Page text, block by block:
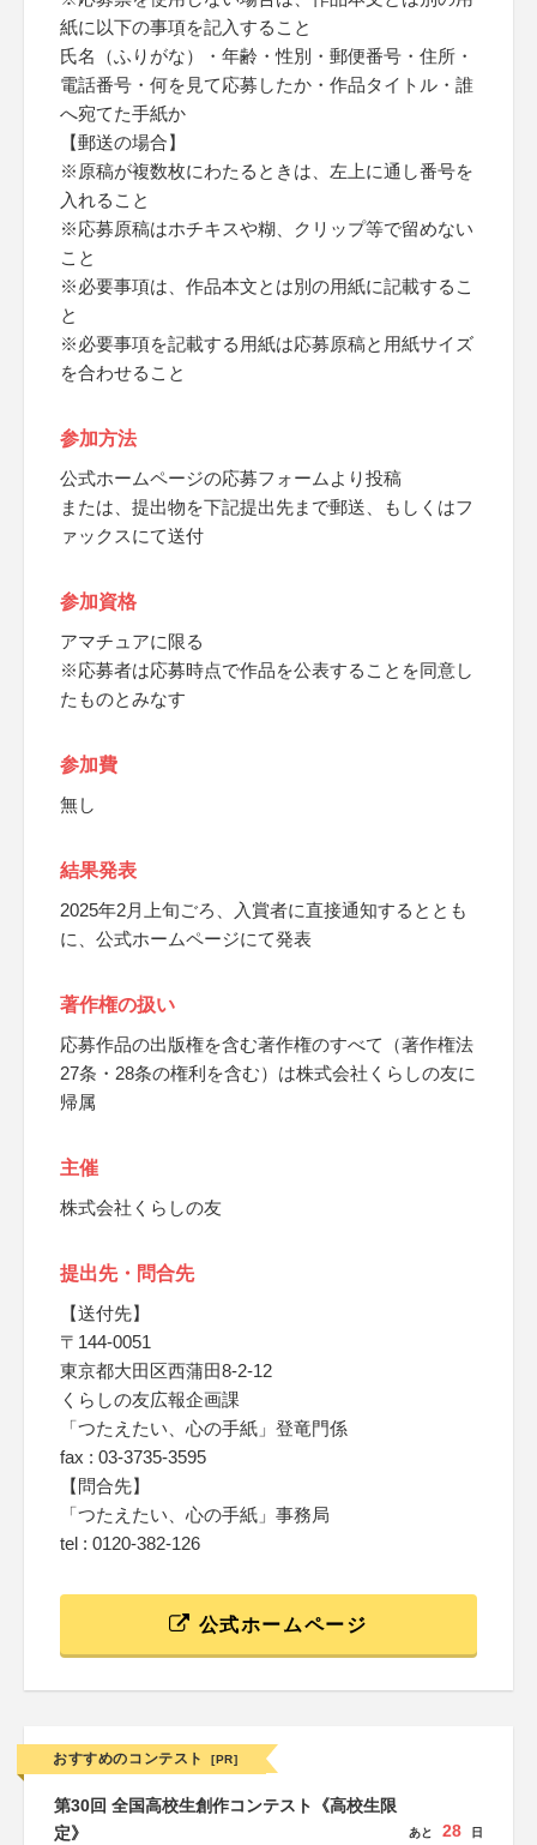
紙に以下の事項を記入すること
氏名（ふりがな）・年齢・性別・郵便番号・住所・
電話番号・何を見て応募したか・作品タイトル・誰
へ宛てた手紙か
【郵送の場合】
※原稿が複数枚にわたるときは、左上に通し番号を
入れること
※応募原稿はホチキスや糊、クリップ等で留めない
こと
※必要事項は、作品本文とは別の用紙に記載するこ
と
※必要事項を記載する用紙は応募原稿と用紙サイズ
を合わせること
参加方法
公式ホームページの応募フォームより投稿
または、提出物を下記提出先まで郵送、もしくはフ
ァックスにて送付
参加資格
アマチュアに限る
※応募者は応募時点で作品を公表することを同意し
たものとみなす
参加費
無し
結果発表
2025年2月上旬ごろ、入賞者に直接通知するととも
に、公式ホームページにて発表
著作権の扱い
応募作品の出版権を含む著作権のすべて（著作権法
27条・28条の権利を含む）は株式会社くらしの友に
帰属
主催
株式会社くらしの友
提出先・問合先
【送付先】
〒144-0051
東京都大田区西蒲田8-2-12
くらしの友広報企画課
「つたえたい、心の手紙」登竜門係
fax : 03-3735-3595
【問合先】
「つたえたい、心の手紙」事務局
tel : 0120-382-126
公式ホームページ
おすすめのコンテスト [PR]
第30回 全国高校生創作コンテスト《高校生限
定》
あと 28 日